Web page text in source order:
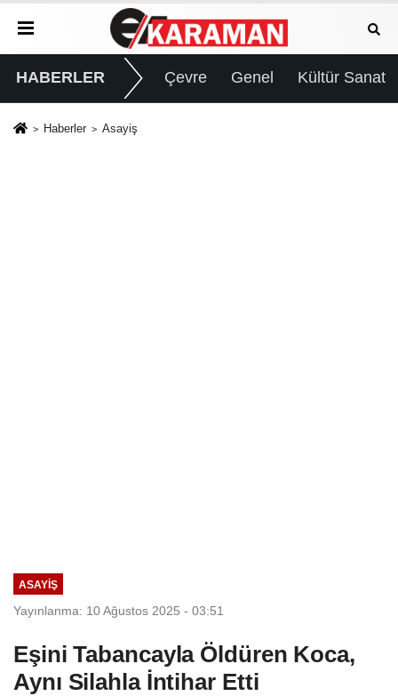
HABERLER Çevre Genel Kültür Sanat
Haberler Asayiş
ASAYIŞ
Yayınlanma: 10 Ağustos 2025 - 03:51
Eşini Tabancayla Öldüren Koca,
Aynı Silahla İntihar Etti